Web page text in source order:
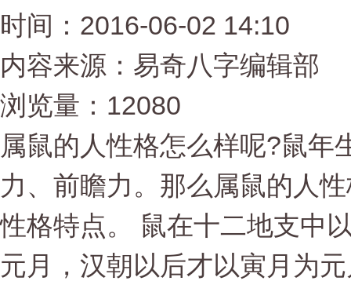
时间：2016-06-02 14:10
内容来源：易奇八字编辑部
浏览量：12080
属鼠的人性格怎么样呢?鼠年
力、前瞻力。那么属鼠的人
性格特点。 鼠在十二地支中
元月，汉朝以后才以寅月为